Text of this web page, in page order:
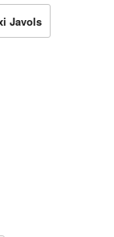
Javols